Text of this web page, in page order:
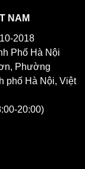
biến thể khác có
NAM
2018
Phố Hà Nội
Phường
phố Hà Nội, Việt
20:00)